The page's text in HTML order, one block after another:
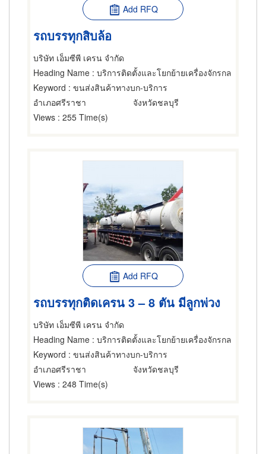
Add RFQ
รถบรรทุกสิบล้อ
บริษัท เอ็มซีพี เครน จำกัด
Heading Name : บริการติดตั้งและโยกย้ายเครื่องจักรกล
Keyword : ขนส่งสินค้าทางบก-บริการ
อำเภอศรีราชา
จังหวัดชลบุรี
Views : 255 Time(s)
Add RFQ
รถบรรทุกติดเครน 3 – 8 ตัน มีลูกพ่วง
บริษัท เอ็มซีพี เครน จำกัด
Heading Name : บริการติดตั้งและโยกย้ายเครื่องจักรกล
Keyword : ขนส่งสินค้าทางบก-บริการ
อำเภอศรีราชา
จังหวัดชลบุรี
Views : 248 Time(s)